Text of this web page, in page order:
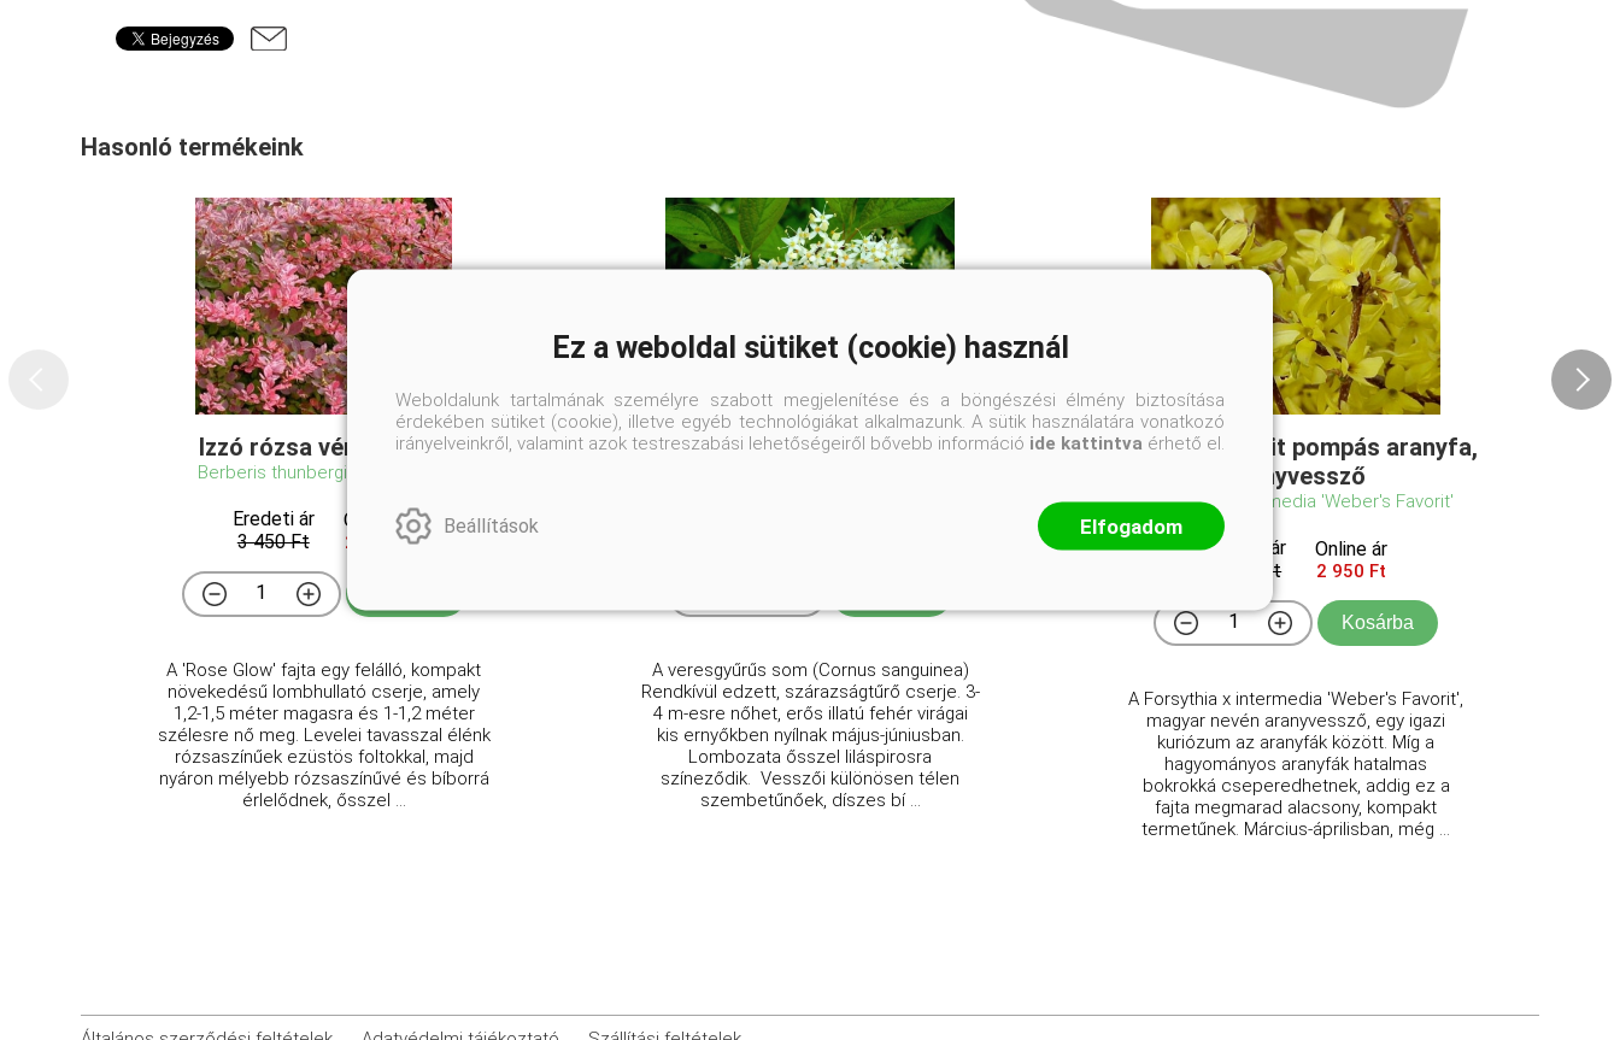
Hasonló termékeink
Izzó rózsa vérborbolya
Berberis thunbergii 'Rose Glow'
Eredeti ár
3 450 Ft
Online ár
2 950 Ft
A 'Rose Glow' fajta egy felálló, kompakt
növekedésű lombhullató cserje, amely
1,2-1,5 méter magasra és 1-1,2 méter
szélesre nő meg. Levelei tavasszal élénk
rózsaszínűek ezüstös foltokkal, majd
nyáron mélyebb rózsaszínűvé és bíborrá
érlelődnek, ősszel ...
Veresgyűrű som
A veresgyűrűs som (Cornus sanguinea)
Rendkívül edzett, szárazságtűrő cserje. 3-
4 m-esre nőhet, erős illatú fehér virágai
kis ernyőkben nyílnak május-júniusban.
Lombozata ősszel liláspirosra
színeződik. Vesszői különösen télen
szembetűnőek, díszes bí ...
Weber's Favorit pompás aranyfa,
aranyvessző
Forsythia x intermedia 'Weber's Favorit'
Eredeti ár
3 250 Ft
Online ár
2 950 Ft
Kosárba
A Forsythia x intermedia 'Weber's Favorit',
magyar nevén aranyvessző, egy igazi
kuriózum az aranyfák között. Míg a
hagyományos aranyfák hatalmas
bokrokká cseperedhetnek, addig ez a
fajta megmarad alacsony, kompakt
termetűnek. Március-áprilisban, még ...
Ez a weboldal sütiket (cookie) használ
Weboldalunk tartalmának személyre szabott megjelenítése és a böngészési élmény biztosítása
érdekében sütiket (cookie), illetve egyéb technológiákat alkalmazunk. A sütik használatára vonatkozó
irányelveinkről, valamint azok testreszabási lehetőségeiről bővebb információ ide kattintva érhető el.
Beállítások Elfogadom